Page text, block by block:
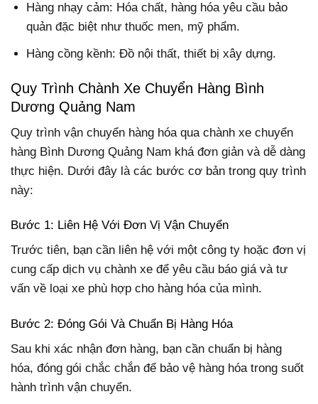
Hàng nhạy cảm: Hóa chất, hàng hóa yêu cầu bảo
quản đặc biệt như thuốc men, mỹ phẩm.
Hàng cồng kềnh: Đồ nội thất, thiết bị xây dựng.
Quy Trình Chành Xe Chuyển Hàng Bình
Dương Quảng Nam
Quy trình vận chuyển hàng hóa qua chành xe chuyển
hàng Bình Dương Quảng Nam khá đơn giản và dễ dàng
thực hiện. Dưới đây là các bước cơ bản trong quy trình
này:
Bước 1: Liên Hệ Với Đơn Vị Vận Chuyển
Trước tiên, bạn cần liên hệ với một công ty hoặc đơn vị
cung cấp dịch vụ chành xe để yêu cầu báo giá và tư
vấn về loại xe phù hợp cho hàng hóa của mình.
Bước 2: Đóng Gói Và Chuẩn Bị Hàng Hóa
Sau khi xác nhận đơn hàng, bạn cần chuẩn bị hàng
hóa, đóng gói chắc chắn để bảo vệ hàng hóa trong suốt
hành trình vận chuyển.